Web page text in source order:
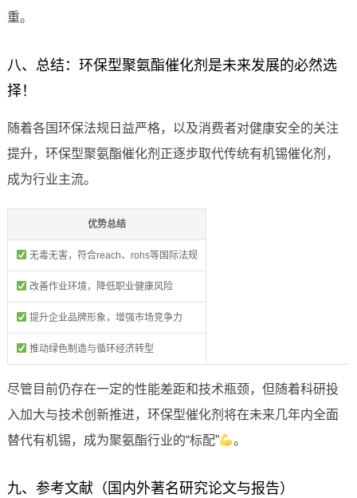
重。
八、总结：环保型聚氨酯催化剂是未来发展的必然选
择！
随着各国环保法规日益严格，以及消费者对健康安全的关注
提升，环保型聚氨酯催化剂正逐步取代传统有机锡催化剂，
成为行业主流。
优势总结
无毒无害，符合reach、rohs等国际法规
改善作业环境，降低职业健康风险
提升企业品牌形象，增强市场竞争力
推动绿色制造与循环经济转型
尽管目前仍存在一定的性能差距和技术瓶颈，但随着科研投
入加大与技术创新推进，环保型催化剂将在未来几年内全面
替代有机锡，成为聚氨酯行业的“标配”
。
九、参考文献（国内外著名研究论文与报告）